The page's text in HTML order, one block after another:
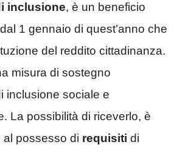
inclusione, è un beneficio
1 gennaio di quest’anno che
del reddito cittadinanza.
misura di sostegno
inclusione sociale e
La possibilità di riceverlo, è
possesso di requisiti di